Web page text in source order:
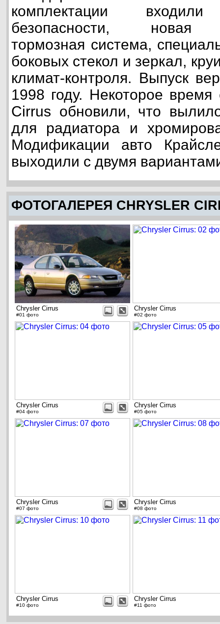
комплектации
безопасности, новая
тормозная система,
боковых стекол и зеркал,
климат-контроля. Выпуск
1998 году. Некоторое
Cirrus обновили, что
для радиатора и
Модификации авто
выходили с двумя
ФОТОГАЛЕРЕЯ CHRYSLER
Chrysler Cirrus
#01 фото
Chrysler Cirrus
#02 фото
Chrysler Cirrus
#04 фото
Chrysler Cirrus
#05 фото
Chrysler Cirrus
#07 фото
Chrysler Cirrus
#08 фото
Chrysler Cirrus
#10 фото
Chrysler Cirrus
#11 фото